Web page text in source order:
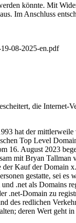
könnte. Mit
Im Anschluss
08-2025-en.pdf
die
hat der
Top Level
16. August 2023
mit Bryan
Kauf der Domain
gestatte, sei
.net als Domains
.net-Domain zu
des redlichen
deren Wert geht